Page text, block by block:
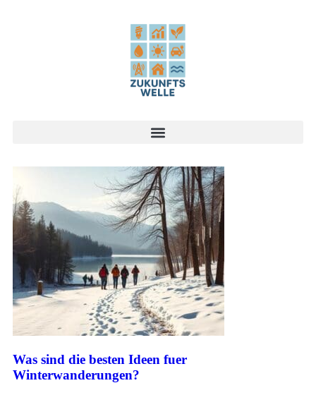
Was sind die besten Ideen fuer
Winterwanderungen?